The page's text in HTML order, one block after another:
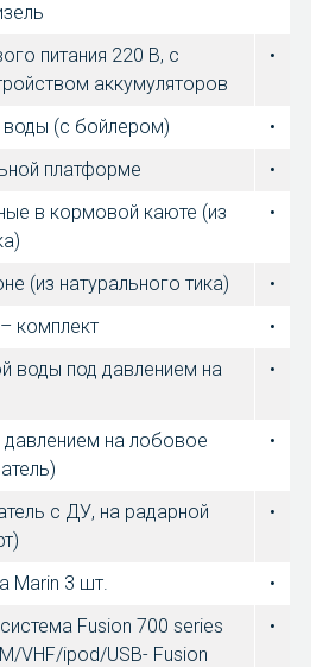
питания 220 В, с
аккумуляторов
•
воды (с бойлером)
•
платформе
•
в кормовой каюте (из
•
(из натурального тика)
•
комплект
•
воды под давлением на
•
на лобовое
•
с ДУ, на радарной
•
Marin 3 шт.
•
Fusion 700 series
VHF/ipod/USB- Fusion
•